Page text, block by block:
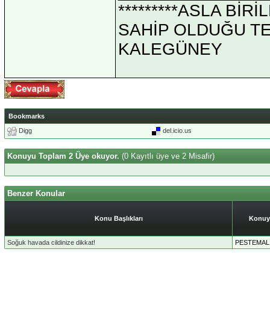
*********ASLA
SAHİP OLDUĞU
KALEGÜNEY
Bookmarks
Digg
del.icio.us
Konuyu Toplam 2 Üye okuyor. (0 Kayıtlı üye ve 2 Misafir)
Benzer Konular
Konu Başlıkları
Soğuk havada cildinize dikkat! PESTEMAL